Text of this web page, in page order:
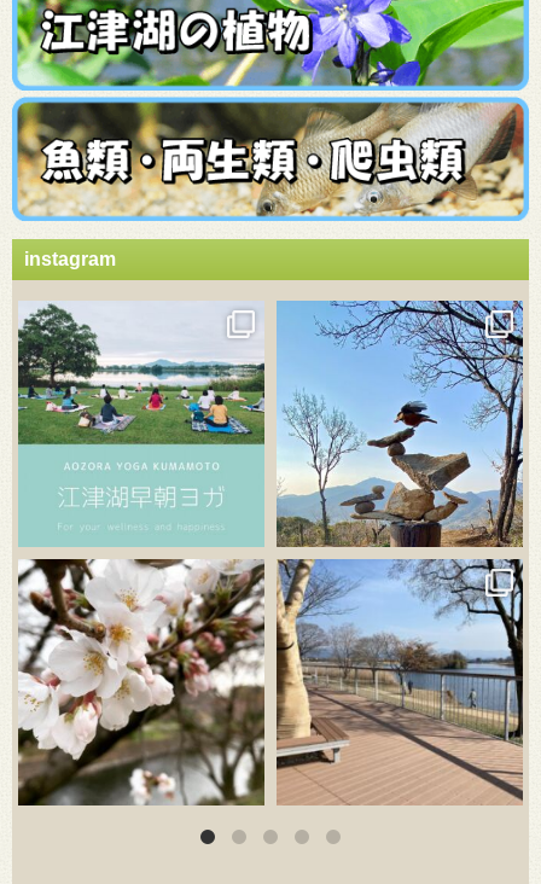
instagram
3月 20
3月 18
3月 18